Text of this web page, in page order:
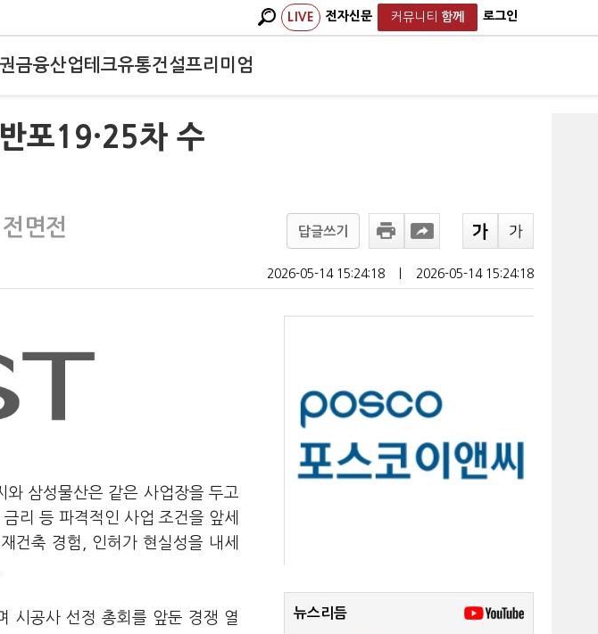
LIVE 전자신문 커뮤니티 함께 로그인
금융산업테크유통건설프리미엄
포19·25차 수
면전 답글쓰기
2026-05-14 15:24:18 2026-05-14 15:24:18
삼성물산은 같은 사업장을 두고
리 등 파격적인 사업 조건을 앞세
건축 경험, 인허가 현실성을 내세
시공사 선정 총회를 앞둔 경쟁 열
뉴스리듬